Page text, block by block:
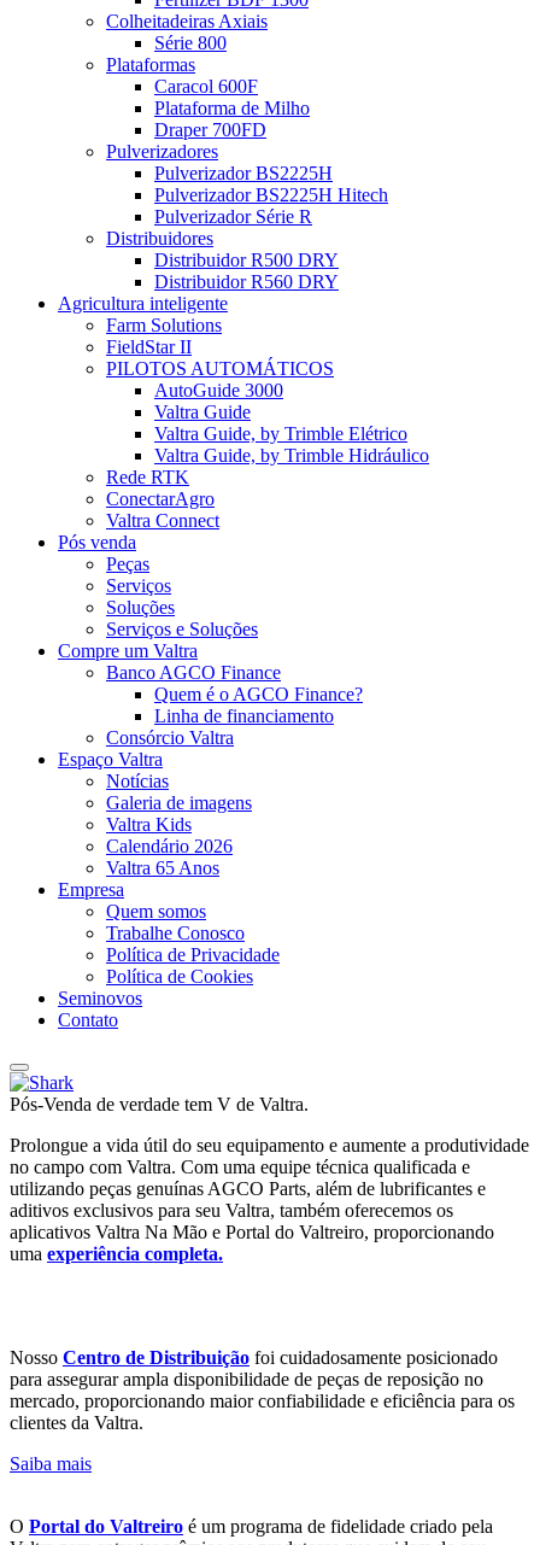
Colheitadeiras Axiais
Série 800
Plataformas
Caracol 600F
Plataforma de Milho
Draper 700FD
Pulverizadores
Pulverizador BS2225H
Pulverizador BS2225H Hitech
Pulverizador Série R
Distribuidores
Distribuidor R500 DRY
Distribuidor R560 DRY
Agricultura inteligente
Farm Solutions
FieldStar II
PILOTOS AUTOMÁTICOS
AutoGuide 3000
Valtra Guide
Valtra Guide, by Trimble Elétrico
Valtra Guide, by Trimble Hidráulico
Rede RTK
ConectarAgro
Valtra Connect
Pós venda
Peças
Serviços
Soluções
Serviços e Soluções
Compre um Valtra
Banco AGCO Finance
Quem é o AGCO Finance?
Linha de financiamento
Consórcio Valtra
Espaço Valtra
Notícias
Galeria de imagens
Valtra Kids
Calendário 2026
Valtra 65 Anos
Empresa
Quem somos
Trabalhe Conosco
Política de Privacidade
Política de Cookies
Seminovos
Contato
Pós-Venda de verdade tem V de Valtra.
Prolongue a vida útil do seu equipamento e aumente a produtividade
no campo com Valtra. Com uma equipe técnica qualificada e
utilizando peças genuínas AGCO Parts, além de lubrificantes e
aditivos exclusivos para seu Valtra, também oferecemos os
aplicativos Valtra Na Mão e Portal do Valtreiro, proporcionando
uma experiência completa.
Nosso Centro de Distribuição foi cuidadosamente posicionado
para assegurar ampla disponibilidade de peças de reposição no
mercado, proporcionando maior confiabilidade e eficiência para os
clientes da Valtra.
Saiba mais
O Portal do Valtreiro é um programa de fidelidade criado pela